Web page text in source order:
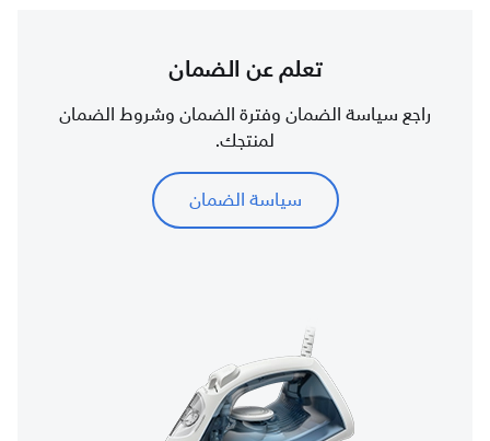
تعلم عن الضمان
راجع سياسة الضمان وفترة الضمان وشروط الضمان
لمنتجك.
سياسة الضمان